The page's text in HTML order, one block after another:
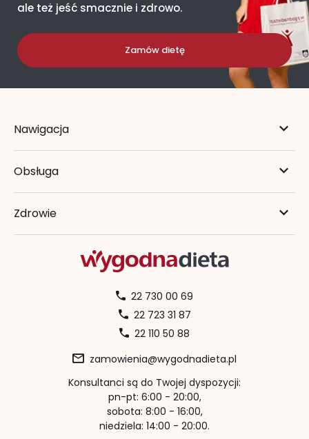
ale też jeść smacznie i zdrowo.
Zamów dietę
Nawigacja
Obsługa
Zdrowie
22 730 00 69
22 723 31 87
22 110 50 88
zamowienia@wygodnadieta.pl
Konsultanci są do Twojej dyspozycji:
pn-pt: 6:00 - 20:00,
sobota: 8:00 - 16:00,
niedziela: 14:00 - 20:00.